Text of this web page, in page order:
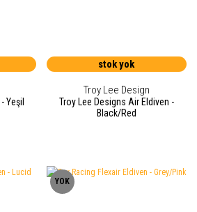
Yeşil
stok yok
Troy Lee Design
Troy Lee Designs Air Eldiven -
Black/Red
YOK